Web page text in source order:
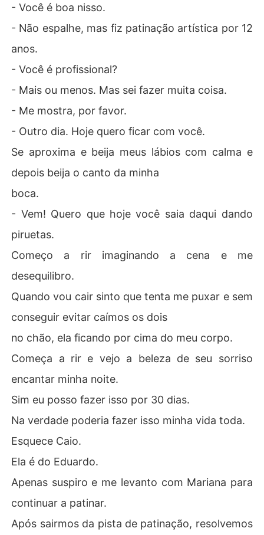
- Você é boa nisso.
- Não espalhe, mas fiz patinação artística por 12
anos.
- Você é profissional?
- Mais ou menos. Mas sei fazer muita coisa.
- Me mostra, por favor.
- Outro dia. Hoje quero ficar com você.
Se aproxima e beija meus lábios com calma e
depois beija o canto da minha
boca.
- Vem! Quero que hoje você saia daqui dando
piruetas.
Começo a rir imaginando a cena e me
desequilibro.
Quando vou cair sinto que tenta me puxar e sem
conseguir evitar caímos os dois
no chão, ela ficando por cima do meu corpo.
Começa a rir e vejo a beleza de seu sorriso
encantar minha noite.
Sim eu posso fazer isso por 30 dias.
Na verdade poderia fazer isso minha vida toda.
Esquece Caio.
Ela é do Eduardo.
Apenas suspiro e me levanto com Mariana para
continuar a patinar.
Após sairmos da pista de patinação, resolvemos